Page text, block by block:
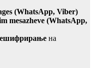
(WhatsApp, Viber)
mesazheve (WhatsApp,
на